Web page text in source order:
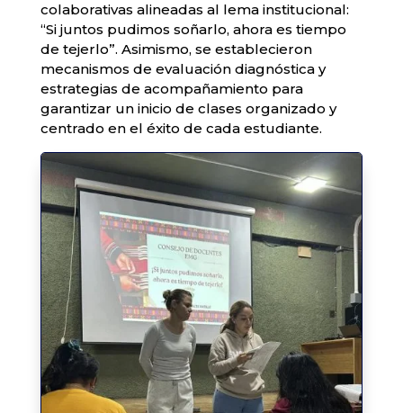
colaborativas alineadas al lema institucional:
“Si juntos pudimos soñarlo, ahora es tiempo
de tejerlo”. Asimismo, se establecieron
mecanismos de evaluación diagnóstica y
estrategias de acompañamiento para
garantizar un inicio de clases organizado y
centrado en el éxito de cada estudiante.